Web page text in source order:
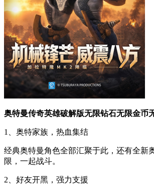
奥特曼传奇英雄破解版无限钻石无限金币
1、奥特家族，热血集结
经典奥特曼角色全部汇聚于此，还有全新
限，一起战斗。
2、好友开黑，强力支援